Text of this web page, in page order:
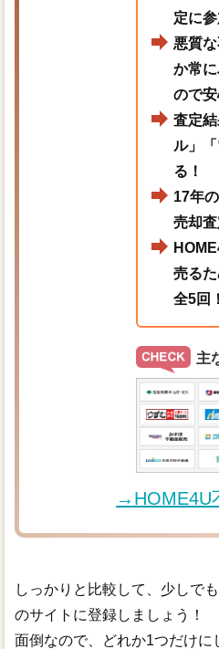
定に参
悪質
か常
ので安
査定
ル」
る！
17年
売却査
売るた
全5回！
主
→HOME4U
しっかりと比較して、少しで
のサイトに登録しましょう！
面倒なので、どれか1つだけに